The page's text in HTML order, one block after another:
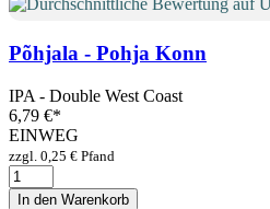
Põhjala - Pohja Konn
IPA - Double West Coast
6,79 €*
EINWEG
zzgl. 0,25 € Pfand
In den Warenkorb